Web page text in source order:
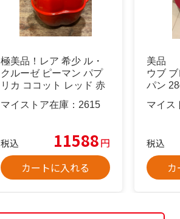
極美品！レア 希少 ル・
クルーゼ ピーマン パプ
リカ ココット レッド 赤
マイストア在庫： 2615
税込 11588円
カートに入れる
美品
ウブ
パン
マイス
税込